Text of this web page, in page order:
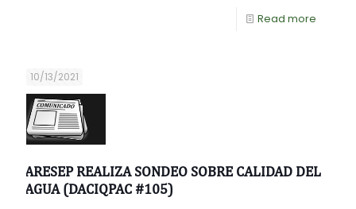
Read more
10/13/2021
ARESEP REALIZA SONDEO SOBRE CALIDAD DEL
AGUA (DACIQPAC #105)